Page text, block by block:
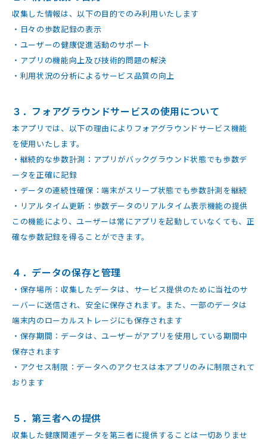
収集した情報は、以下の目的でのみ利用いたします
・日々の歩数記録の表示
・ユーザーの健康促進活動のサポート
・アプリの機能向上及び技術的問題の解決
・利用状況の分析によるサービス品質の向上
３．フォアグラウンドサービスの使用について
本アプリでは、以下の理由によりフォアグラウンドサービス機能
を使用いたします。
・継続的な歩数計測：アプリがバックグラウンド状態でも歩数デ
ータを正確に記録
・データの連続性確保：端末がスリープ状態でも歩数計測を継続
・リアルタイム更新：歩数データのリアルタイム表示機能の提供
この機能により、ユーザーは常にアプリを起動していなくても、正
確な歩数記録を得ることができます。
４．データの保存と管理
・保存場所：収集したデータは、サービス提供のために当社のサ
ーバーに送信され、安全に保存されます。また、一部のデータは
端末内のローカルストレージにも保存されます
・保存期間：データは、ユーザーがアプリを使用している期間中
保存されます
・アクセス制限：データへのアクセスは本アプリのみに制限されて
おります
５．第三者への提供
収集した健康関連データを第三者に提供することは一切ありませ